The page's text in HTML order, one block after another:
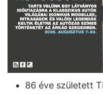
86 éve született